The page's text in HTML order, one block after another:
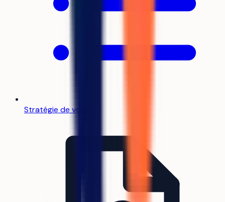
Stratégie de vœux